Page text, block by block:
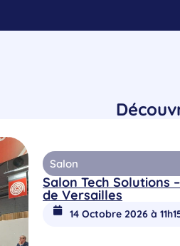
Salon
Salon Tech Solutions
de Versailles
14 Octobre 2026 à